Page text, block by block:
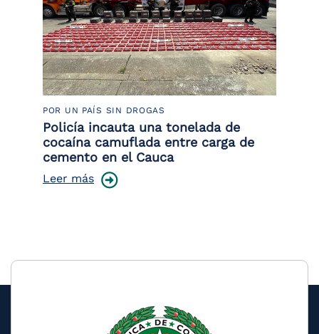
POR UN PAÍS SIN DROGAS
Policía incauta una tonelada de
cocaína camuflada entre carga de
cemento en el Cauca
Leer más